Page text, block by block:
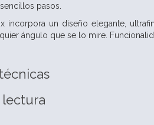
pasos.
incorpora un diseño elegante,
ángulo que se lo mire.